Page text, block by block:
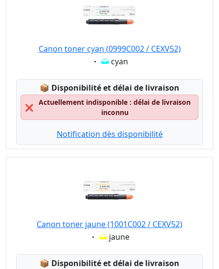
Canon toner cyan (0999C002 / CEXV52)
Eigenschaft:
cyan
📦 Lagerstatus:
Disponibilité et délai de livraison
❌
Actuellement indisponible : délai de livraison
inconnu
Notification dès disponibilité
Canon toner jaune (1001C002 / CEXV52)
Eigenschaft:
jaune
📦 Lagerstatus:
Disponibilité et délai de livraison